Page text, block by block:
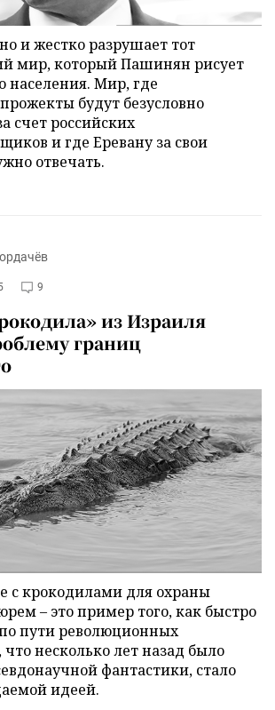
и жестко разрушает тот
мир, который Пашинян рисует
населения. Мир, где
будут безусловно
счет российских
и где Еревану за свои
отвечать.
9
из Израиля
границ
с крокодилами для охраны
– это пример того, как быстро
пути революционных
несколько лет назад было
фантастики, стало
идеей.